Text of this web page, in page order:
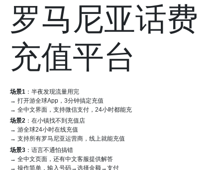
罗马尼亚话费
充值平台
场景1 ：半夜发现流量用完
→ 打开游全球App，3分钟搞定充值
→ 全中文界面，支持微信支付，24小时都能充
场景2 ：在小镇找不到充值店
→ 游全球24小时在线充值
→ 支持所有罗马尼亚运营商，线上就能充值
场景3 ：语言不通怕搞错
→ 全中文页面，还有中文客服提供解答
→ 操作简单，输入号码→选择金额→支付